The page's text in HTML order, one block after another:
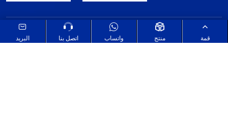
اطلع على سياسة الخصوصية الخاصة بنا
خريطة الموقع
البريد اتصل بنا واتساب منتج قمة